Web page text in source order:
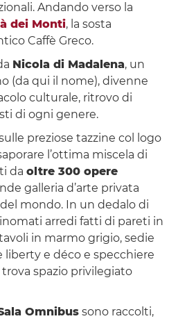
Andando verso la
dei Monti, la sosta
Caffè Greco.
Nicola di Madalena, un
(da qui il nome), divenne
culturale, ritrovo di
di ogni genere.
preziose tazzine col logo
l’ottima miscela di
da oltre 300 opere
galleria d’arte privata
mondo. In un dedalo di
arredi fatti di pareti in
in marmo grigio, sedie
liberty e déco e specchiere
spazio privilegiato
Omnibussono raccolti,